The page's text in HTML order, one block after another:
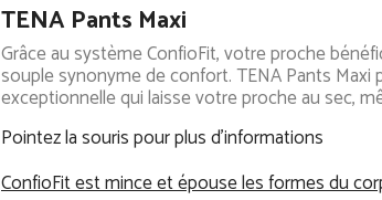
TENA Pants Maxi
Grâce au système ConfioFit, votre proche
souple synonyme de confort. TENA Pants
exceptionnelle qui laisse votre proche au sec,
Pointez la souris pour plus d'informations
ConfioFit est mince et épouse les formes du